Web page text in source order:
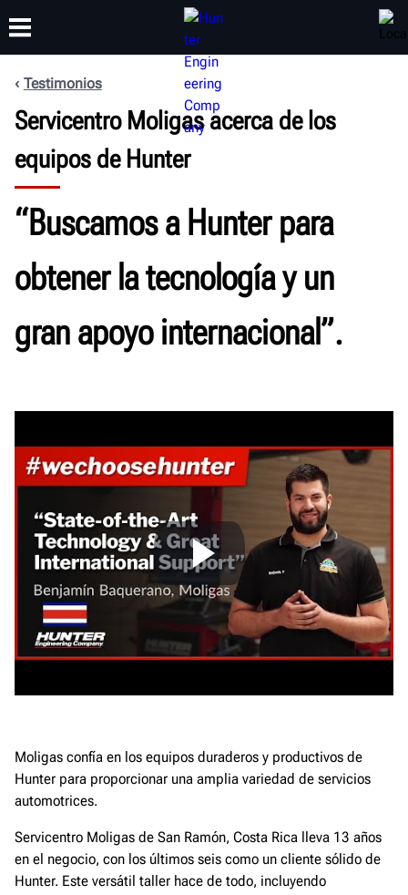
PRODUCTOS SOPORTE
CAPACITACIÓN
ACERCA DE
Testimonios
Servicentro Moligas acerca de los
equipos de Hunter
“Buscamos a Hunter para
obtener la tecnología y un
gran apoyo internacional”.
Moligas confía en los equipos duraderos y productivos de
Hunter para proporcionar una amplia variedad de servicios
automotrices.
Servicentro Moligas de San Ramón, Costa Rica lleva 13 años
en el negocio, con los últimos seis como un cliente sólido de
Hunter. Este versátil taller hace de todo, incluyendo